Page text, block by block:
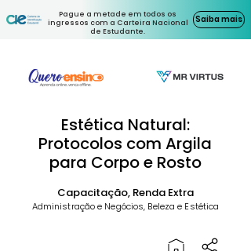
Pague a metade em todos os
ingressos com a Carteira Nacional
de Estudante.
Saiba mais
Estética Natural:
Protocolos com Argila
para Corpo e Rosto
Capacitação, Renda Extra
Administração e Negócios, Beleza e Estética